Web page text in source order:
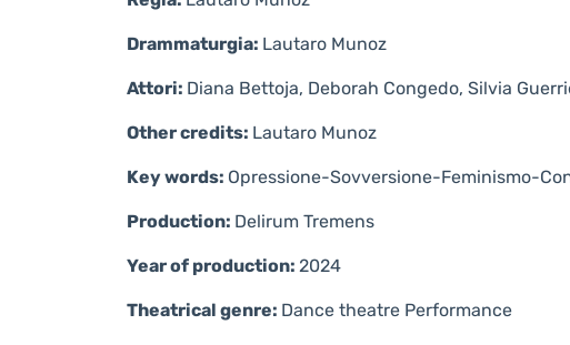
Drammaturgia: Lautaro Munoz
Attori: Diana Bettoja, Deborah Congedo, Silvia
Other credits: Lautaro Munoz
Key words: Opressione-Sovversione-Feminismo-
Production: Delirum Tremens
Year of production: 2024
Theatrical genre: Dance theatre Performance